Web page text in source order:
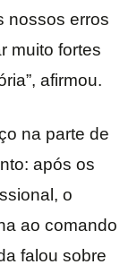
nossos erros
muito fortes
afirmou.
na parte de
após os
o
ao comando
falou sobre